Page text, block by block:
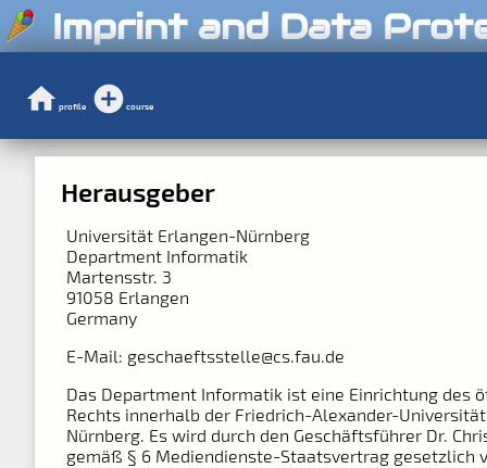
Imprint and Data
profile course
Herausgeber
Universität Erlangen-Nürnberg
Department Informatik
Martensstr. 3
91058 Erlangen
Germany
E-Mail: geschaeftsstelle@cs.fau.de
Das Department Informatik ist eine Einrichtung des
Rechts innerhalb der Friedrich-Alexander-
Nürnberg. Es wird durch den Geschäftsführer Dr.
gemäß § 6 Mediendienste-Staatsvertrag gesetzlich